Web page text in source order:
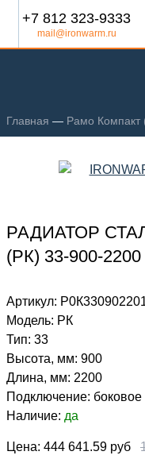
+7 812 323-9333
mail@ironwarm.ru
Главная — Рамо
РАДИАТОР
(РК) 33-900-
Артикул:
Модель: РК
Тип: 33
Высота, мм: 900
Длина, мм: 2200
Подключение: боковое
Наличие: да
Цена: 444 641.59 руб